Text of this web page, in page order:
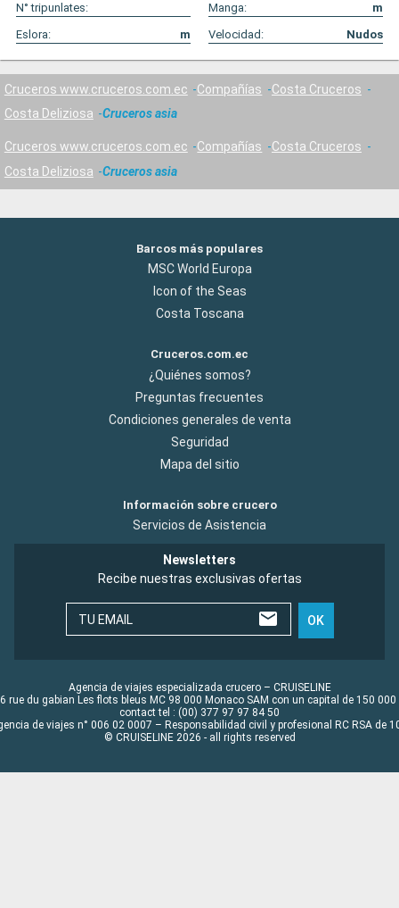
N° tripunlates:
Manga:
m
Eslora:
m Velocidad: Nudos
Cruceros www.cruceros.com.ec Compañías
Costa Cruceros
Costa Deliziosa
Cruceros asia
Cruceros www.cruceros.com.ec Compañías
Costa Cruceros
Costa Deliziosa
Cruceros asia
Barcos más populares
MSC World Europa
Icon of the Seas
Costa Toscana
Cruceros.com.ec
¿Quiénes somos?
Preguntas frecuentes
Condiciones generales de venta
Seguridad
Mapa del sitio
Información sobre crucero
Servicios de Asistencia
Newsletters
Recibe nuestras exclusivas ofertas
TU EMAIL OK
Agencia de viajes especializada crucero – CRUISELINE
rue du gabian Les flots bleus MC 98 000 Monaco SAM con un capital de 150 000
contact tel : (00) 377 97 97 84 50
de viajes n° 006 02 0007 – Responsabilidad civil y profesional RC RSA de
© CRUISELINE 2026 - all rights reserved